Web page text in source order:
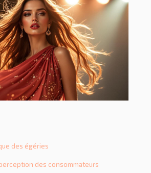
des égéries
des consommateurs